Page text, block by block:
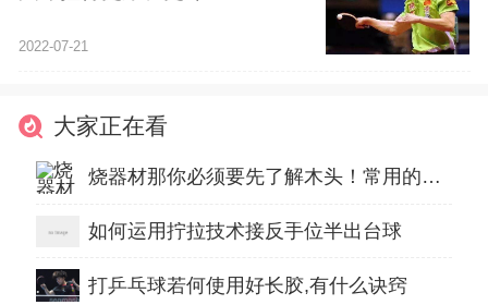
2022-07-21
大家正在看
烧器材那你必须要先了解木头！常用的乒乓器材的木材！
如何运用拧拉技术接反手位半出台球
打乒乓球若何使用好长胶,有什么诀窍